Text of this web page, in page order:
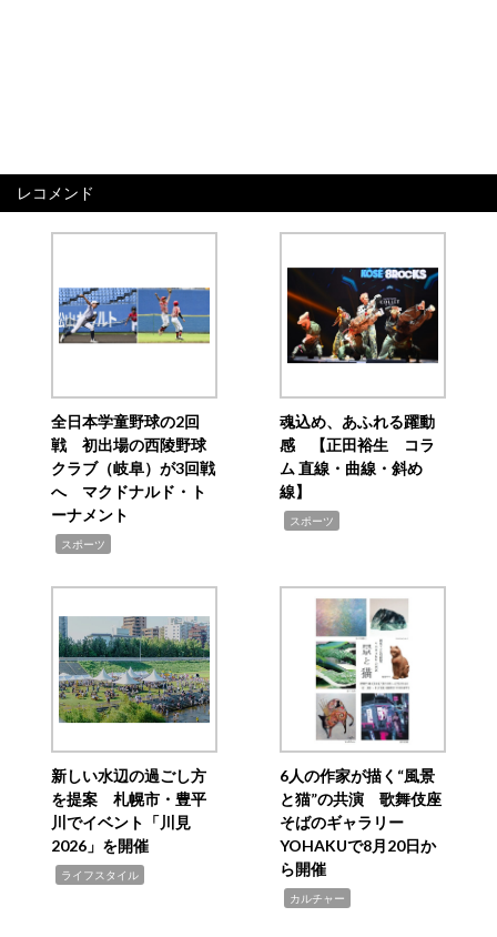
レコメンド
全日本学童野球の2回
戦 初出場の西陵野球
クラブ（岐阜）が3回戦
へ マクドナルド・ト
ーナメント
スポーツ
魂込め、あふれる躍動
感 【正田裕生 コラ
ム 直線・曲線・斜め
線】
スポーツ
新しい水辺の過ごし方
を提案 札幌市・豊平
川でイベント「川見
2026」を開催
ライフスタイル
6人の作家が描く“風景
と猫”の共演 歌舞伎座
そばのギャラリー
YOHAKUで8月20日か
ら開催
カルチャー